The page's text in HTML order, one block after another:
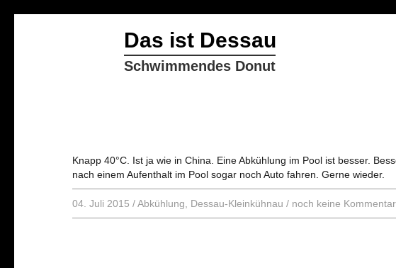
Das ist Dessau
Schwimmendes Donut
Knapp 40°C. Ist ja wie in China. Eine Abkühlung im Pool ist besser.
nach einem Aufenthalt im Pool sogar noch Auto fahren. Gerne wieder.
04. Juli 2015 /Abkühlung Dessau-Kleinkühnau / noch keine